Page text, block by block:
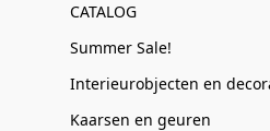
CATALOG
Summer Sale!
Kaarsen en geuren